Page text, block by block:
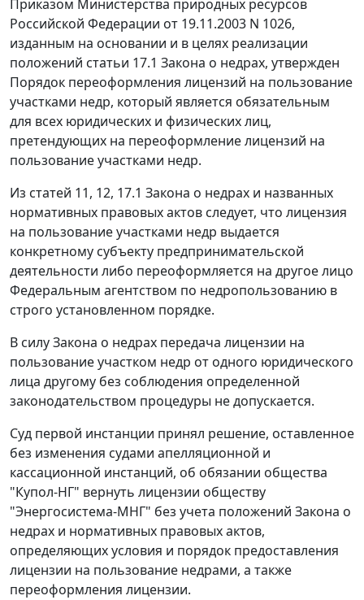
Приказом Министерства природных ресурсов
Российской Федерации от 19.11.2003 N 1026,
изданным на основании и в целях реализации
положений статьи 17.1 Закона о недрах, утвержден
Порядок переоформления лицензий на пользование
участками недр, который является обязательным
для всех юридических и физических лиц,
претендующих на переоформление лицензий на
пользование участками недр.
Из статей 11, 12, 17.1 Закона о недрах и названных
нормативных правовых актов следует, что лицензия
на пользование участками недр выдается
конкретному субъекту предпринимательской
деятельности либо переоформляется на другое лицо
Федеральным агентством по недропользованию в
строго установленном порядке.
В силу Закона о недрах передача лицензии на
пользование участком недр от одного юридического
лица другому без соблюдения определенной
законодательством процедуры не допускается.
Суд первой инстанции принял решение, оставленное
без изменения судами апелляционной и
кассационной инстанций, об обязании общества
"Купол-НГ" вернуть лицензии обществу
"Энергосистема-МНГ" без учета положений Закона о
недрах и нормативных правовых актов,
определяющих условия и порядок предоставления
лицензии на пользование недрами, а также
переоформления лицензии.